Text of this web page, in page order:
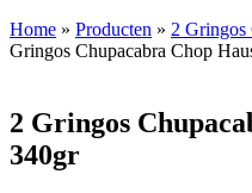
Home » Producten » 2 Gringos
Gringos Chupacabra Chop
2 Gringos
340gr